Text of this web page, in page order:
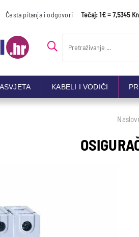
Česta pitanja i odgovori Tečaj: 1€ = 7,5345 Kn
KABELI I VODIČI